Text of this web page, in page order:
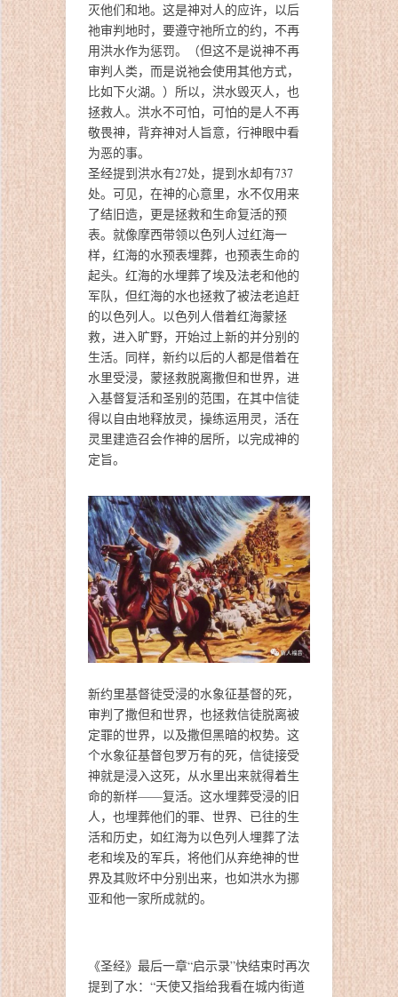
灭他们和地。这是神对人的应许，以后
祂审判地时，要遵守祂所立的约，不再
用洪水作为惩罚。（但这不是说神不再
审判人类，而是说祂会使用其他方式，
比如下火湖。）所以，洪水毁灭人，也
拯救人。洪水不可怕，可怕的是人不再
敬畏神，背弃神对人旨意，行神眼中看
为恶的事。
圣经提到洪水有27处，提到水却有737
处。可见，在神的心意里，水不仅用来
了结旧造，更是拯救和生命复活的预
表。就像摩西带领以色列人过红海一
样，红海的水预表埋葬，也预表生命的
起头。红海的水埋葬了埃及法老和他的
军队，但红海的水也拯救了被法老追赶
的以色列人。以色列人借着红海蒙拯
救，进入旷野，开始过上新的并分别的
生活。同样，新约以后的人都是借着在
水里受浸，蒙拯救脱离撒但和世界，进
入基督复活和圣别的范围，在其中信徒
得以自由地释放灵，操练运用灵，活在
灵里建造召会作神的居所，以完成神的
定旨。
新约里基督徒受浸的水象征基督的死，
审判了撒但和世界，也拯救信徒脱离被
定罪的世界，以及撒但黑暗的权势。这
个水象征基督包罗万有的死，信徒接受
神就是浸入这死，从水里出来就得着生
命的新样——复活。这水埋葬受浸的旧
人，也埋葬他们的罪、世界、已往的生
活和历史，如红海为以色列人埋葬了法
老和埃及的军兵，将他们从弃绝神的世
界及其败坏中分别出来，也如洪水为挪
亚和他一家所成就的。
《圣经》最后一章“启示录”快结束时再次
提到了水：“天使又指给我看在城内街道